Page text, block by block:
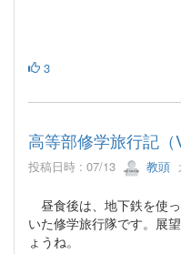
3
高等部修学旅行記（
投稿日時 : 07/13 教頭
昼食後は、地下鉄を使
いた修学旅行隊です。展
ょうね。